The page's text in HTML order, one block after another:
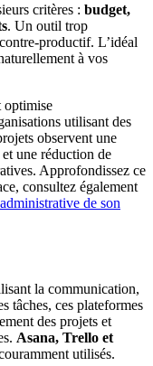
critères : budget,
. Un outil trop
productif. L’idéal
à vos
optimise
utilisant des
observent une
une réduction de
Approfondissez ce
consultez également
de son
la communication,
tâches, ces plateformes
des projets et
Asana, Trello et
utilisés.